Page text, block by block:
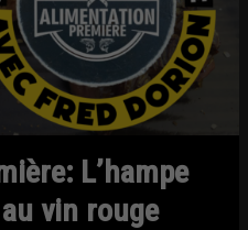
L’hampe
vin rouge